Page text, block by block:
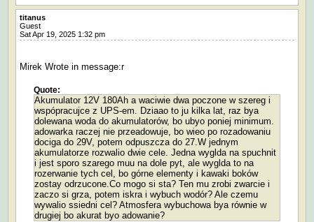
titanus
Guest
Sat Apr 19, 2025 1:32 pm
Mirek Wrote in message:r
Quote:
Akumulator 12V 180Ah a waciwie dwa poczone w szereg i
wspópracujce z UPS-em. Dziaao to ju kilka lat, raz bya
dolewana woda do akumulatorów, bo ubyo poniej minimum.
adowarka raczej nie przeadowuje, bo wieo po rozadowaniu
dociga do 29V, potem odpuszcza do 27.W jednym
akumulatorze rozwalio dwie cele. Jedna wyglda na spuchnit
i jest sporo szarego muu na dole pyt, ale wyglda to na
rozerwanie tych cel, bo górne elementy i kawaki boków
zostay odrzucone.Co mogo si sta? Ten mu zrobi zwarcie i
zaczo si grza, potem iskra i wybuch wodór? Ale czemu
wywalio ssiedni cel? Atmosfera wybuchowa bya równie w
drugiej bo akurat byo adowanie?